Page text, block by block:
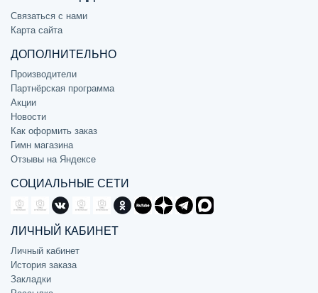
Связаться с нами
Карта сайта
ДОПОЛНИТЕЛЬНО
Производители
Партнёрская программа
Акции
Новости
Как оформить заказ
Гимн магазина
Отзывы на Яндексе
СОЦИАЛЬНЫЕ СЕТИ
ЛИЧНЫЙ КАБИНЕТ
Личный кабинет
История заказа
Закладки